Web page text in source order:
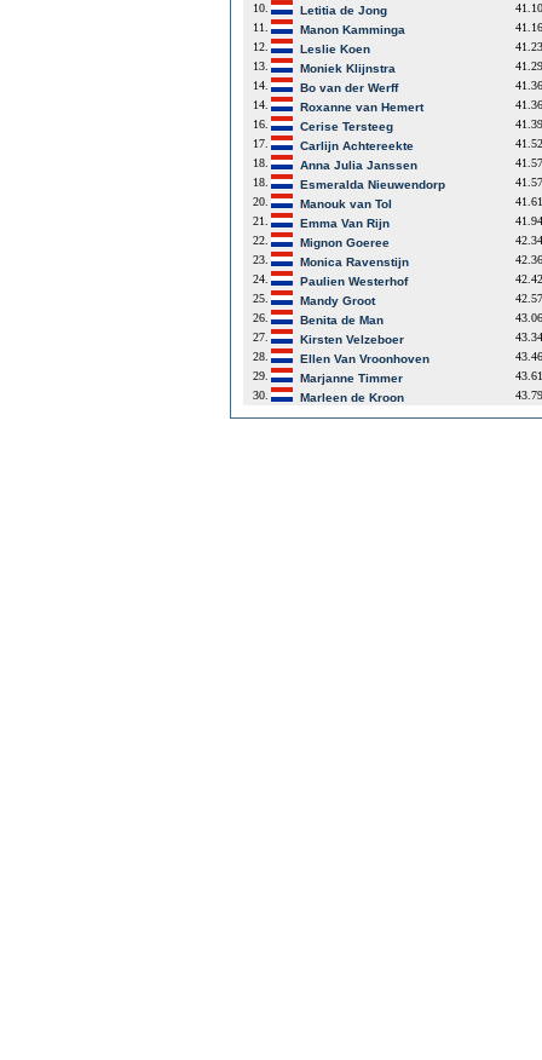
10.
Letitia de Jong
41.10
11.
Manon Kamminga
41.16
12.
Leslie Koen
41.23
13.
Moniek Klijnstra
41.29
14.
Bo van der Werff
41.36
14.
Roxanne van Hemert
41.36
16.
Cerise Tersteeg
41.39
17.
Carlijn Achtereekte
41.52
18.
Anna Julia Janssen
41.57
18.
Esmeralda Nieuwendorp
41.57
20.
Manouk van Tol
41.61
21.
Emma Van Rijn
41.94
22.
Mignon Goeree
42.34
23.
Monica Ravenstijn
42.36
24.
Paulien Westerhof
42.42
25.
Mandy Groot
42.57
26.
Benita de Man
43.06
27.
Kirsten Velzeboer
43.34
28.
Ellen Van Vroonhoven
43.46
29.
Marjanne Timmer
43.61
30.
Marleen de Kroon 43.79